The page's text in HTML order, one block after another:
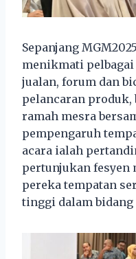
Sepanjang
menikmati
jualan, forum dan
pelancaran produk,
ramah mesra
pempengaruh
acara ialah
pertunjukan fesyen
pereka tempatan
tinggi dalam bidang